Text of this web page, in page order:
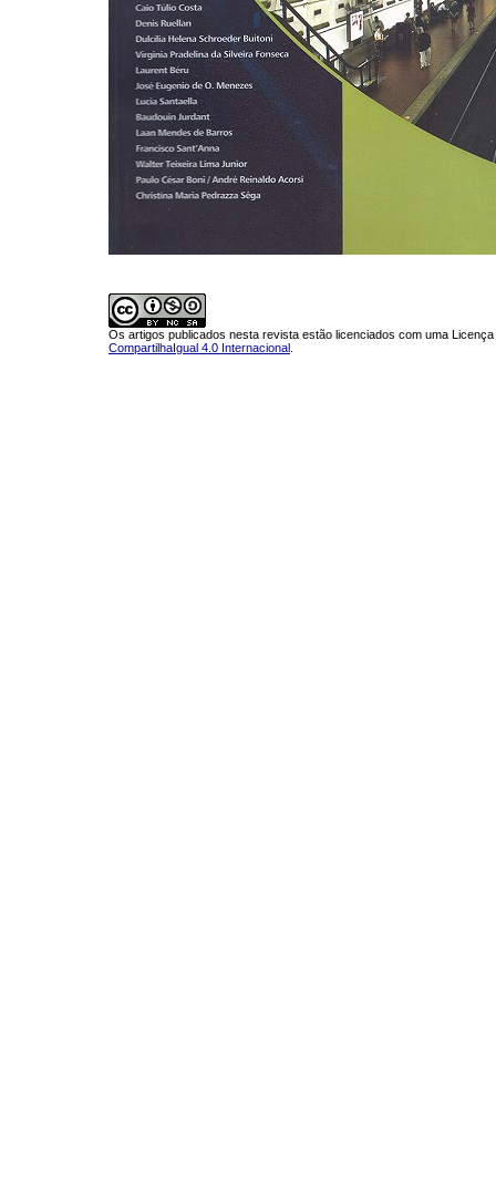
Os artigos publicados nesta revista estão licenciados com uma Licença
CompartilhaIgual 4.0 Internacional